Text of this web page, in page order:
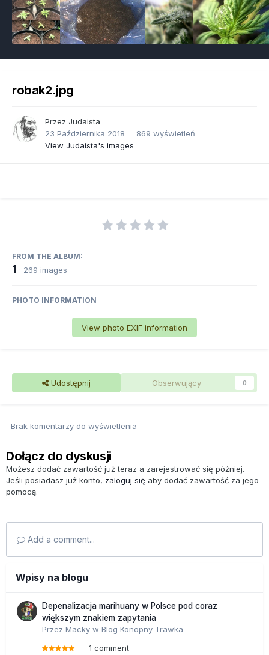
robak2.jpg
Przez Judaista
23 Października 2018
869 wyświetleń
View Judaista's images
FROM THE ALBUM:
1 · 269 images
PHOTO INFORMATION
View photo EXIF information
Udostępnij Obserwujący 0
Brak komentarzy do wyświetlenia
Dołącz do dyskusji
Możesz dodać zawartość już teraz a zarejestrować się później.
Jeśli posiadasz już konto, zaloguj się aby dodać zawartość za jego
pomocą.
Add a comment...
Wpisy na blogu
Depenalizacja marihuany w Polsce pod coraz
większym znakiem zapytania
Przez Macky w Blog Konopny Trawka
1 comment